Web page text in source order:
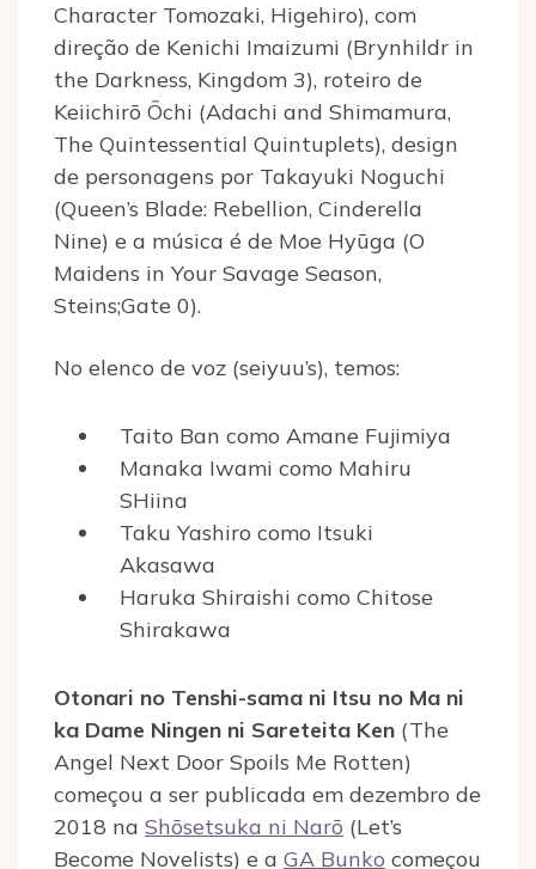
Character Tomozaki, Higehiro), com
direção de Kenichi Imaizumi (Brynhildr in
the Darkness, Kingdom 3), roteiro de
Keiichirō Ōchi (Adachi and Shimamura,
The Quintessential Quintuplets), design
de personagens por Takayuki Noguchi
(Queen’s Blade: Rebellion, Cinderella
Nine) e a música é de Moe Hyūga (O
Maidens in Your Savage Season,
Steins;Gate 0).
No elenco de voz (seiyuu’s), temos:
Taito Ban como Amane Fujimiya
Manaka Iwami como Mahiru
SHiina
Taku Yashiro como Itsuki
Akasawa
Haruka Shiraishi como Chitose
Shirakawa
Otonari no Tenshi-sama ni Itsu no Ma ni
ka Dame Ningen ni Sareteita Ken (The
Angel Next Door Spoils Me Rotten)
começou a ser publicada em dezembro de
2018 na Shōsetsuka ni Narō (Let’s
Become Novelists) e a GA Bunko começou